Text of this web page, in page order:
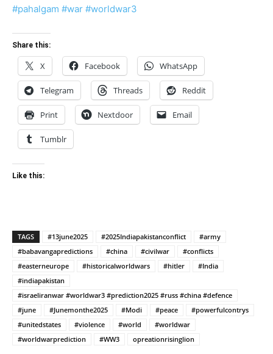
#pahalgam #war #worldwar3
Share this:
X Facebook WhatsApp
Telegram Threads Reddit
Print Nextdoor Email
Tumblr
Like this:
TAGS #13june2025 #2025Indiapakistanconflict
#army
#babavangapredictions
#china #civilwar
#conflicts
#easterneurope
#historicalworldwars #hitler
#India
#indiapakistan
#israeliranwar #worldwar3 #prediction2025 #russ #china #defence
#june
#Junemonthe2025 #Modi #peace
#powerfulcontrys
#unitedstates
#violence #world
#worldwar
#worldwarprediction
#WW3 opreationrisinglion